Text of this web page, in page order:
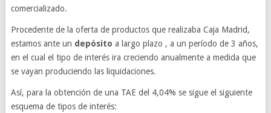
comercializado.
Procedente de la oferta de productos que realizaba Caja Madrid,
estamos ante un depósito a largo plazo , a un período de 3 años,
en el cual el tipo de interés ira creciendo anualmente a medida que
se vayan produciendo las liquidaciones.
Así, para la obtención de una TAE del 4,04% se sigue el siguiente
esquema de tipos de interés: